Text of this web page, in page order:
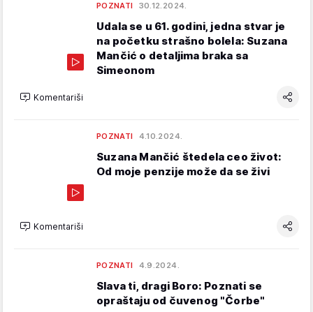
POZNATI 30.12.2024.
Udala se u 61. godini, jedna stvar je
na početku strašno bolela: Suzana
Mančić o detaljima braka sa
Simeonom
Komentariši
POZNATI 4.10.2024.
Suzana Mančić štedela ceo život:
Od moje penzije može da se živi
Komentariši
POZNATI 4.9.2024.
Slava ti, dragi Boro: Poznati se
opraštaju od čuvenog "Čorbe"